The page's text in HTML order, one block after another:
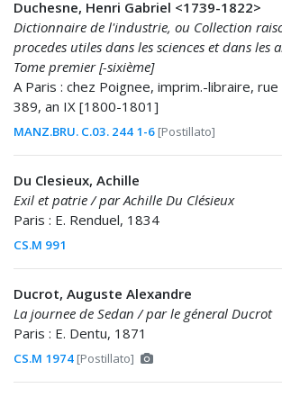
Duchesne, Henri Gabriel <1739-1822>
Dictionnaire de l'industrie, ou Collection
procedes utiles dans les sciences et dans les
Tome premier [-sixième]
A Paris : chez Poignee, imprim.-libraire,
389, an IX [1800-1801]
MANZ.BRU. C.03. 244 1-6 [Postillato]
Du Clesieux, Achille
Exil et patrie / par Achille Du Clésieux
Paris : E. Renduel, 1834
CS.M 991
Ducrot, Auguste Alexandre
La journee de Sedan / par le géneral Ducrot
Paris : E. Dentu, 1871
CS.M 1974 [Postillato]